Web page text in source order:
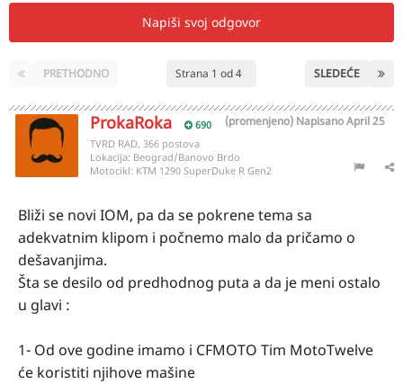
Napiši svoj odgovor
PRETHODNO SLEDEĆE
Strana 1 od 4
ProkaRoka 690 NapisanoApril 25
(promenjeno)
TVRD RAD, 366 postova
Lokacija: Beograd/Banovo Brdo
Motocikl: KTM 1290 SuperDuke R Gen2
Bliži se novi IOM, pa da se pokrene tema sa
adekvatnim klipom i počnemo malo da pričamo o
dešavanjima.
Šta se desilo od predhodnog puta a da je meni ostalo
u glavi :
1- Od ove godine imamo i CFMOTO Tim MotoTwelve
će koristiti njihove mašine